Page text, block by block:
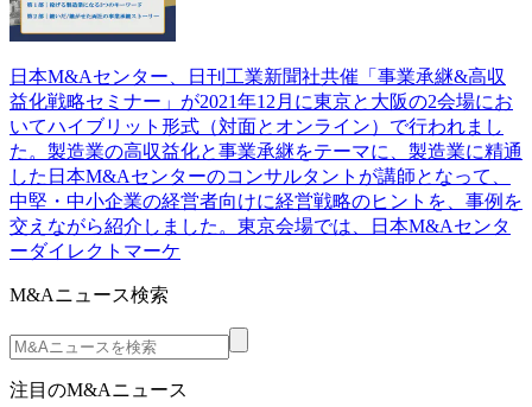
日本M&Aセンター、日刊工業新聞社共催「事業承継&高収
益化戦略セミナー」が2021年12月に東京と大阪の2会場にお
いてハイブリット形式（対面とオンライン）で行われまし
た。製造業の高収益化と事業承継をテーマに、製造業に精通
した日本M&Aセンターのコンサルタントが講師となって、
中堅・中小企業の経営者向けに経営戦略のヒントを、事例を
交えながら紹介しました。東京会場では、日本M&Aセンタ
ーダイレクトマーケ
M&Aニュース検索
注目のM&Aニュース